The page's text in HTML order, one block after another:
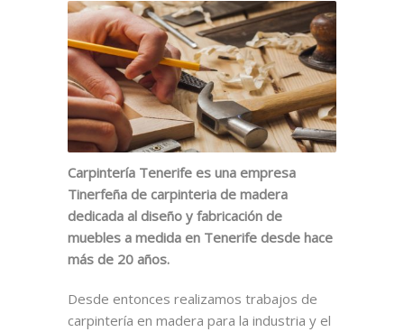
Carpintería Tenerife es una empresa
Tinerfeña de carpinteria de madera
dedicada al diseño y fabricación de
muebles a medida en Tenerife desde hace
más de 20 años.
Desde entonces realizamos trabajos de
carpintería en madera para la industria y el